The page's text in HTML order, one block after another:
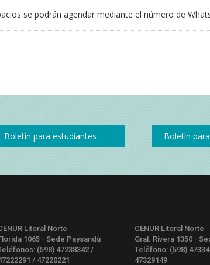
se podrán agendar mediante el número de
Litoral Norte
1065 - Sede Paysandú
(598) 47238342 /
/ 47220221
CENUR Litoral Norte
Gral. Rivera 1350 -
Teléfono: (598)
47329149